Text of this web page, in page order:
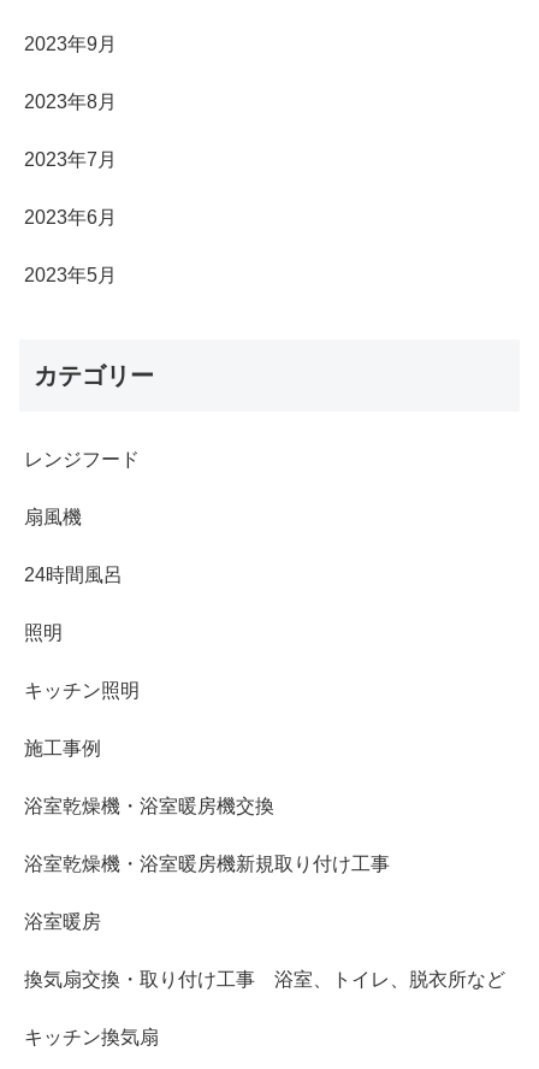
2023年9月
2023年8月
2023年7月
2023年6月
2023年5月
カテゴリー
レンジフード
扇風機
24時間風呂
照明
キッチン照明
施工事例
浴室乾燥機・浴室暖房機交換
浴室乾燥機・浴室暖房機新規取り付け工事
浴室暖房
換気扇交換・取り付け工事 浴室、トイレ、脱衣所など
キッチン換気扇